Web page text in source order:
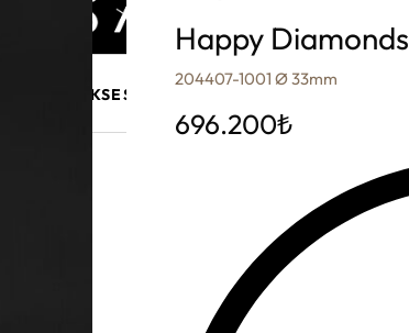
PURO AKSESUARLARI
Happy Diamonds
204407-1001 Ø 33mm
696.200₺